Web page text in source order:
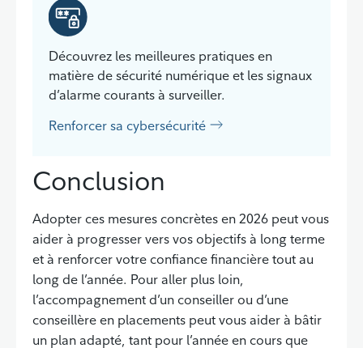
Découvrez les meilleures pratiques en
matière de sécurité numérique et les signaux
d’alarme courants à surveiller.
Renforcer sa cybersécurité
Conclusion
Adopter ces mesures concrètes en 2026 peut vous
aider à progresser vers vos objectifs à long terme
et à renforcer votre confiance financière tout au
long de l’année. Pour aller plus loin,
l’accompagnement d’un conseiller ou d’une
conseillère en placements peut vous aider à bâtir
un plan adapté, tant pour l’année en cours que